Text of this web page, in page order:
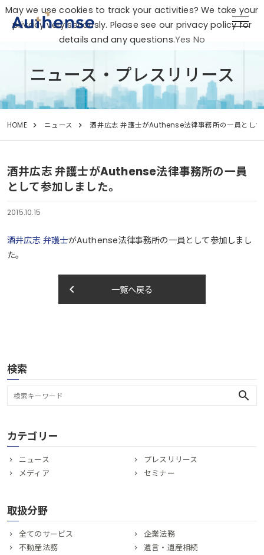
ニュース・プレスリリース
HOME ニュース 酒井広志 弁護士がAuthense法律事務所の一員とし
酒井広志 弁護士がAuthense法律事務所の一員
として参加しました。
2015.10.15
酒井広志 弁護士がAuthense法律事務所の一員として参加しまし
た。
一覧へ戻る
keyboard_arrow_left
検索
search
カテゴリー
ニュース
プレスリリース
メディア
セミナー
取扱分野
全てのサービス
企業法務
不動産法務
遺言・遺産相続
May we use cookies to track your activities? We take your
privacy very seriously. Please see our privacy policy for
details and any questions.Yes No